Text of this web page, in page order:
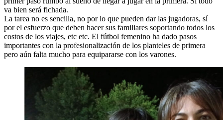
va bien será fichada.
La tarea no es sencilla, no por lo que pueden dar las jugadoras, sí
por el esfuerzo que deben hacer sus familiares soportando todos los
costos de los viajes, etc etc. El fútbol femenino ha dado pasos
importantes con la profesionalización de los planteles de primera
pero aún falta mucho para equipararse con los varones.